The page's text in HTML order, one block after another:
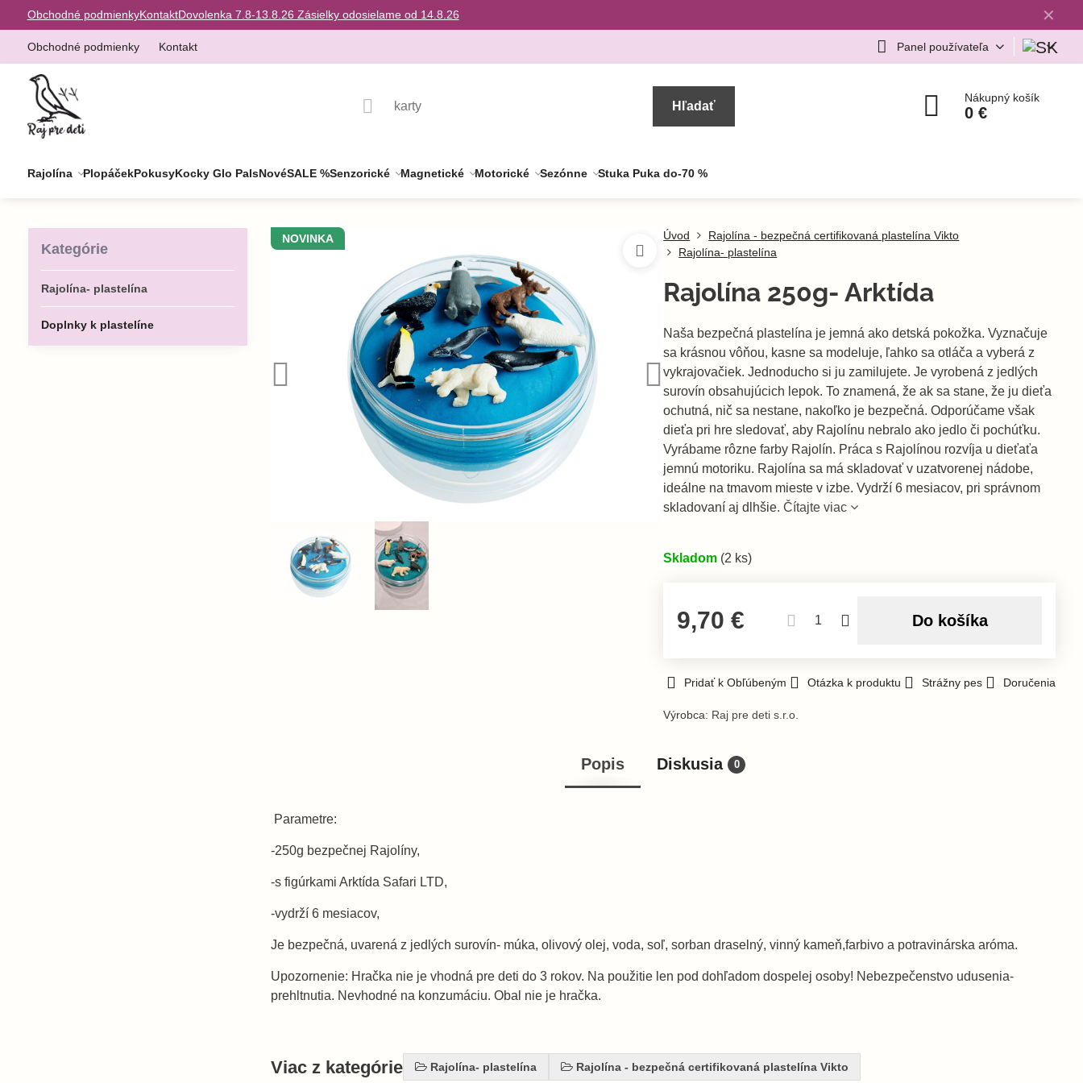
✕
Obchodné podmienkyKontaktDovolenka 7.8-13.8.26 Zásielky odosielame od 14.8.26
Obchodné podmienky Kontakt Panel používateľa
Hľadať
Nákupný košík
0 €
Rajolína PlopáčekPokusyKocky Glo PalsNovéSALE %Senzorické Magnetické Motorické Sezónne Stuka Puka do-70 %
NOVINKA Úvod
Rajolína - bezpečná certifikovaná plastelína Vikto
Rajolína- plastelína
Rajolína 250g- Arktída
Naša bezpečná plastelína je jemná ako detská pokožka. Vyznačuje
sa krásnou vôňou, kasne sa modeluje, ľahko sa otláča a vyberá z
vykrajovačiek. Jednoducho si ju zamilujete. Je vyrobená z jedlých
surovín obsahujúcich lepok. To znamená, že ak sa stane, že ju dieťa
ochutná, nič sa nestane, nakoľko je bezpečná. Odporúčame však
dieťa pri hre sledovať, aby Rajolínu nebralo ako jedlo či pochúťku.
Vyrábame rôzne farby Rajolín. Práca s Rajolínou rozvíja u dieťaťa
jemnú motoriku. Rajolína sa má skladovať v uzatvorenej nádobe,
ideálne na tmavom mieste v izbe. Vydrží 6 mesiacov, pri správnom
skladovaní aj dlhšie.Čítajte viac
Skladom (2 ks)
9,70 € Do košíka
Pridať k Obľúbeným Otázka k produktu Strážny pes Doručenia
Výrobca: Raj pre deti s.r.o.
Popis Diskusia 0
Parametre:
-250g bezpečnej Rajolíny,
-s figúrkami Arktída Safari LTD,
-vydrží 6 mesiacov,
Je bezpečná, uvarená z jedlých surovín- múka, olivový olej, voda, soľ, sorban draselný, vinný kameň,farbivo a potravinárska aróma.
Upozornenie: Hračka nie je vhodná pre deti do 3 rokov. Na použitie len pod dohľadom dospelej osoby! Nebezpečenstvo udusenia-
prehltnutia. Nevhodné na konzumáciu. Obal nie je hračka.
Viac z kategórie Rajolína- plastelína Rajolína - bezpečná certifikovaná plastelína Vikto
Kategórie
Rajolína- plastelína
Doplnky k plastelíne